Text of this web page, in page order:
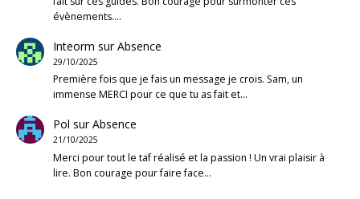
évènements.…
Inteorm surAbsence
29/10/2025
Première fois que je fais un message je crois. Sam, un
immense MERCI pour ce que tu as fait et…
Pol surAbsence
21/10/2025
Merci pour tout le taf réalisé et la passion ! Un vrai plaisir à
lire. Bon courage pour faire face…